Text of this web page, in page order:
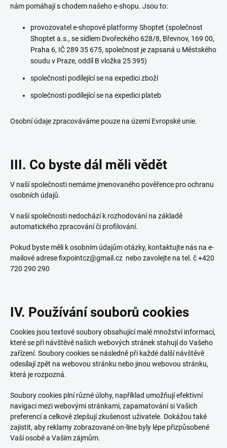
nám pomáhají s chodem našeho e-shopu. Jsou to:
provozovatel e-shopové platformy Shoptet (společnost
Shoptet a.s., se sídlem Dvořeckého 628/8, Břevnov, 169 00,
Praha 6, IČ 289 35 675, společnost je zapsaná u Městského
soudu v Praze, oddíl B vložka 25 395)
společnosti podílející se na expedici zboží
společnosti podílející se na expedici plateb
Osobní údaje zpracováváme pouze na území Evropské unie.
III. Co byste dál měli vědět
V naší společnosti nemáme jmenovaného pověřence pro ochranu
osobních údajů.
V naší společnosti nedochází k rozhodování na základě
automatického zpracování či profilování.
Pokud byste měli k osobním údajům otázky, kontaktujte nás na e-
mailové adrese fixpointcz@gmail.cz nebo zavolejte na tel. č+420
720 290 290
IV. Používání souborů cookies
Cookies jsou textové soubory obsahující malé množství informací,
které se při návštěvě našich webových stránek stahují do Vašeho
zařízení. Soubory cookies se následně při každé další návštěvě
odesílají zpět na webovou stránku nebo jinou webovou stránku,
která je rozpozná.
Soubory cookies plní různé úlohy, například umožňují efektivní
navigaci mezi webovými stránkami, zapamatování si Vašich
preferencí a celkově zlepšují zkušenost uživatele. Dokážou také
zajistit, aby reklamy zobrazované on-line byly lépe přizpůsobené
Vaší osobě a Vaším zájmům.